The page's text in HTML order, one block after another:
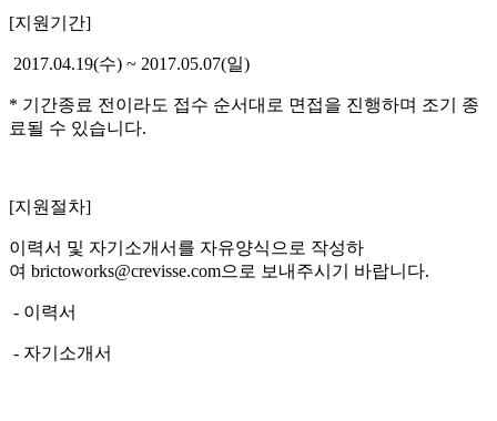
[지원기간]
2017.04.19(수) ~ 2017.05.07(일)
* 기간종료 전이라도 접수 순서대로 면접을 진행하며 조기 종
료될 수 있습니다.
[지원절차]
이력서 및 자기소개서를 자유양식으로 작성하
여 brictoworks@crevisse.com으로 보내주시기 바랍니다.
- 이력서
- 자기소개서